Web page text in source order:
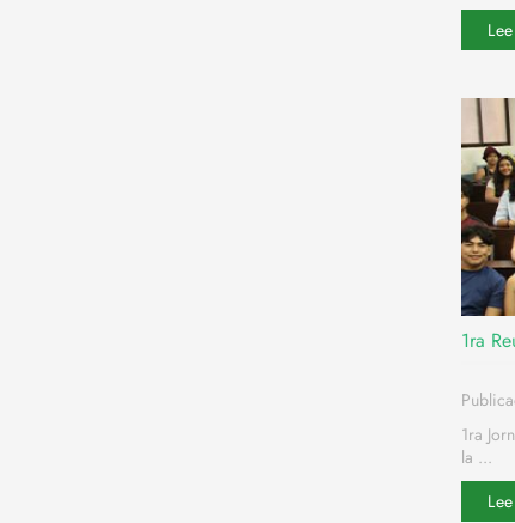
1ra
1ra
la ...